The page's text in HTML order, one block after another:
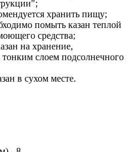
хранить пищу;
помыть казан теплой
средства;
на хранение,
тонким слоем подсолнечного
в сухом месте.